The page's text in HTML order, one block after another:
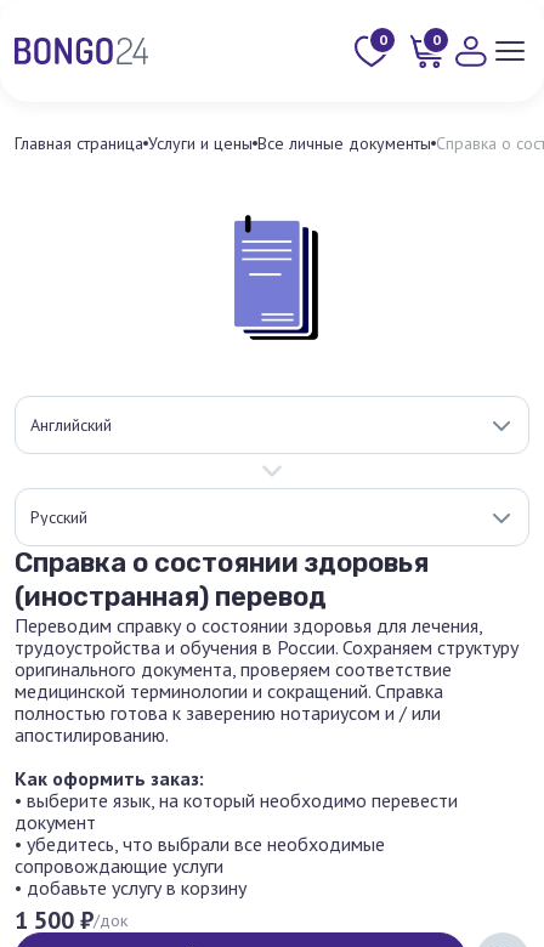
0 0
Главная страница Услуги и цены Все личные документы Справка о
Английский
Русский
Справка о состоянии здоровья
(иностранная) перевод
Переводим справку о состоянии здоровья для лечения,
трудоустройства и обучения в России. Сохраняем структуру
оригинального документа, проверяем соответствие
медицинской терминологии и сокращений. Справка
полностью готова к заверению нотариусом и / или
апостилированию.
Как оформить заказ:
• выберите язык, на который необходимо перевести
документ
• убедитесь, что выбрали все необходимые
сопровождающие услуги
• добавьте услугу в корзину
1 500 ₽/док